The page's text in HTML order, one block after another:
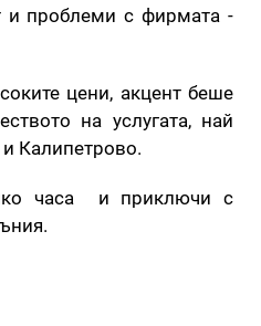
и проблеми с фирмата -
цени, акцент беше
на услугата, най
Калипетрово.
часа и приключи с